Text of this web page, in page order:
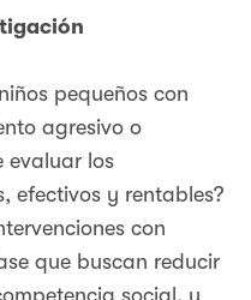
pequeños con
agresivo o
evaluar los
efectivos y rentables?
con
que buscan reducir
social, y